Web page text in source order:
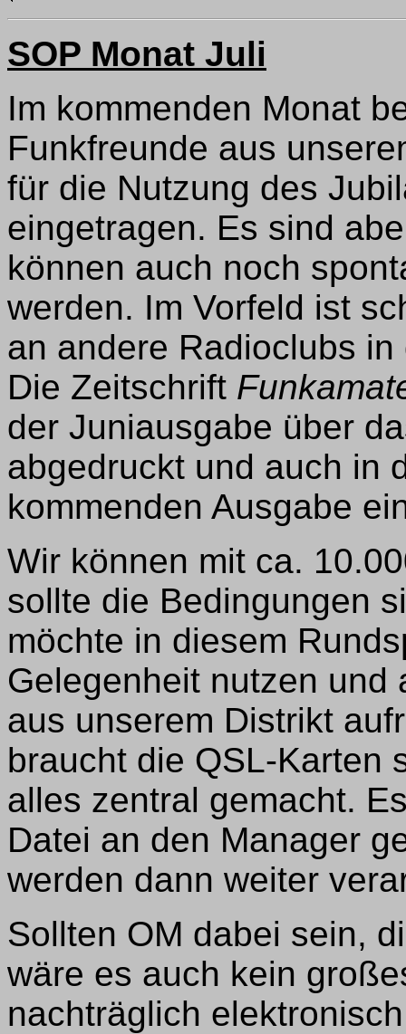
SOP Monat Juli
Im kommenden Monat
Funkfreunde aus
für die Nutzung des
eingetragen. Es sind
können auch noch
werden. Im Vorfeld ist
an andere Radioclubs
Die Zeitschrift
der Juniausgabe über
abgedruckt und auch in
kommenden Ausgabe
Wir können mit ca.
sollte die Bedingungen
möchte in diesem
Gelegenheit nutzen und
aus unserem Distrikt
braucht die QSL-Karten
alles zentral gemacht.
Datei an den Manager
werden dann weiter
Sollten OM dabei sein,
wäre es auch kein
nachträglich